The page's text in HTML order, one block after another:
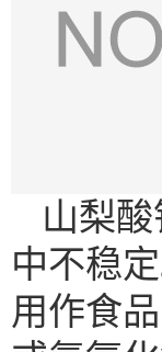
山梨
中不稳
用作食